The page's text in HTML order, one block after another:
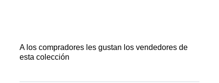
A los compradores les gustan los vendedores de
esta colección